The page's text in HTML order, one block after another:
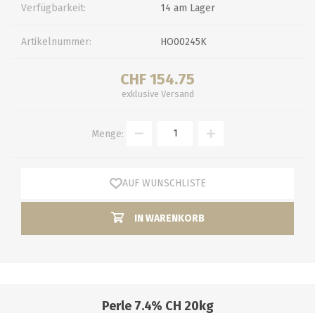
Verfügbarkeit: 14 am Lager
Artikelnummer: HO00245K
CHF 154.75
exklusive Versand
Menge:
AUF WUNSCHLISTE
IN WARENKORB
Perle 7.4% CH 20kg